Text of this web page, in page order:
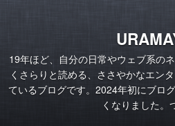
19年ほど、自分の日常やウェブ系の
くさらりと読める、ささやかなエン
ているブログです。2024年初にブロ
くなりました。